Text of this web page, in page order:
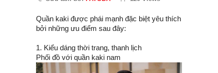
Quần kaki được phái mạnh đặc biệt yêu thích
bởi những ưu điểm sau đây:
1. Kiểu dáng thời trang, thanh lịch
Phối đồ với quần kaki nam